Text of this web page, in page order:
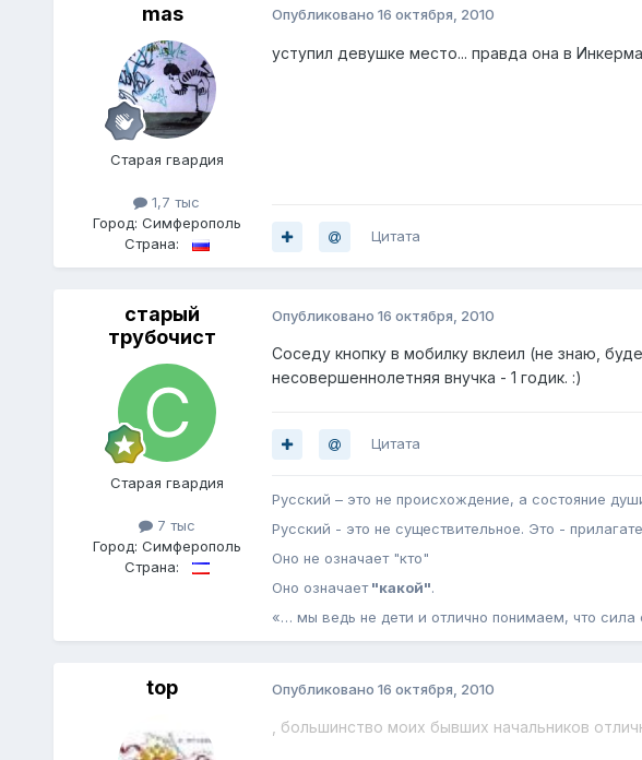
mas
Старая гвардия
1,7 тыс
Город: Симферополь
Страна:
Опубликовано 16 октября, 2010
уступил девушке место... правда она в
Цитата
старый
трубочист
Старая гвардия
7 тыс
Город: Симферополь
Страна:
Опубликовано 16 октября, 2010
Соседу кнопку в мобилку вклеил (не знаю,
несовершеннолетняя внучка - 1 годик. :)
Цитата
Русский – это не происхождение, а состояние
Русский - это не существительное. Это -
Оно не означает "кто"
Оно означает"какой".
«… мы ведь не дети и отлично понимаем, что
top Опубликовано 16 октября, 2010
, большинство моих бывших начальников